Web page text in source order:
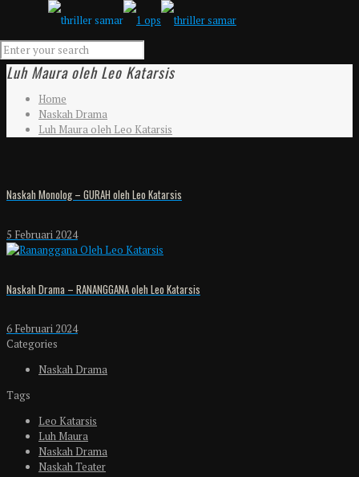
Luh Maura oleh Leo Katarsis
Home
Naskah Drama
Luh Maura oleh Leo Katarsis
Naskah Monolog – GURAH oleh Leo Katarsis
5 Februari 2024
Naskah Drama – RANANGGANA oleh Leo Katarsis
6 Februari 2024
Categories
Naskah Drama
Tags
Leo Katarsis
Luh Maura
Naskah Drama
Naskah Teater